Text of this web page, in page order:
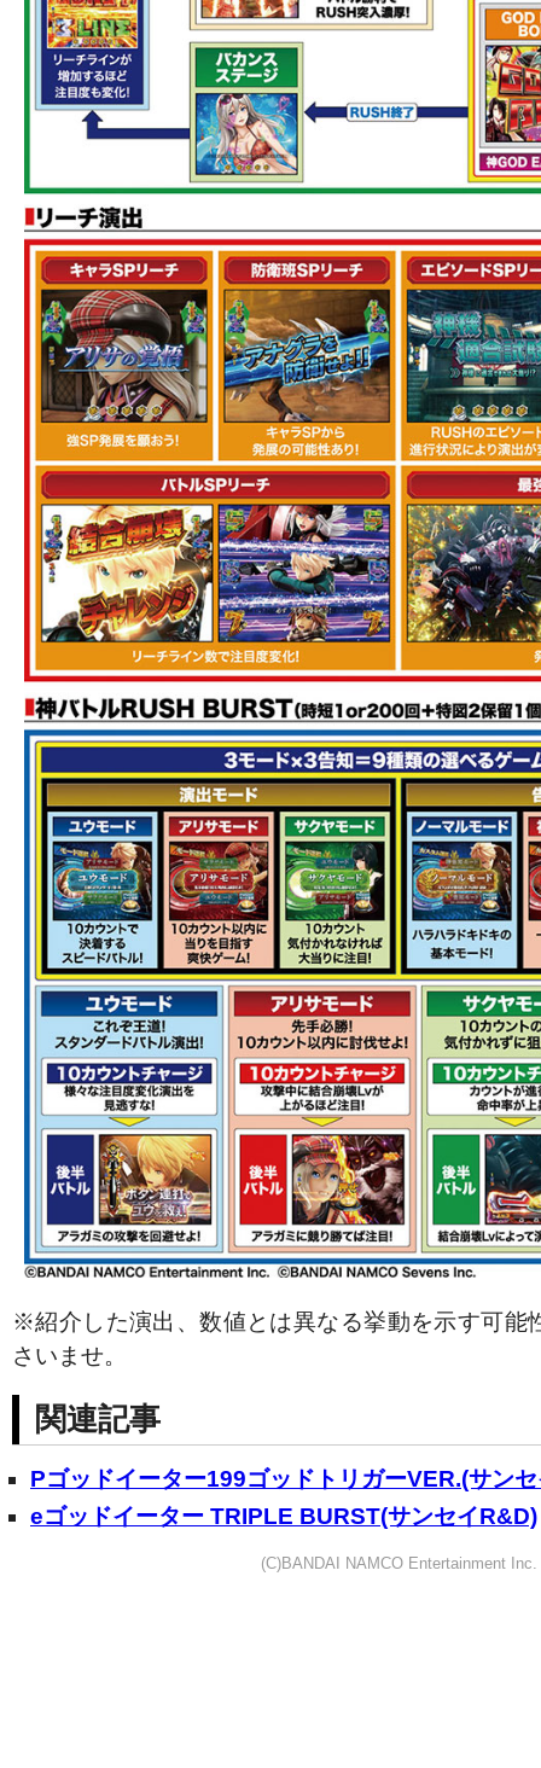
※紹介した演出、数値とは異なる挙動を示す可能
さいませ。
関連記事
Pゴッドイーター199ゴッドトリガーVER.(サン
eゴッドイーター TRIPLE BURST(サンセイR&D)
(C)BANDAI NAMCO Entertainment